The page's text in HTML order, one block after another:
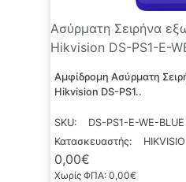
Ασύρματη Σειρήνα
Hikvision DS-PS1-E-
Αμφίδρομη Ασύρματη
Hikvision DS-PS1..
SKU:
DS-PS1-E-WE-BLUE
Κατασκευαστής:
0,00€
Χωρίς ΦΠΑ: 0,00€